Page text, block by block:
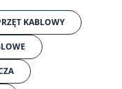
KABLOWY